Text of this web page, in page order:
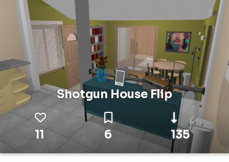
Shotgun House Flip
11 6 135